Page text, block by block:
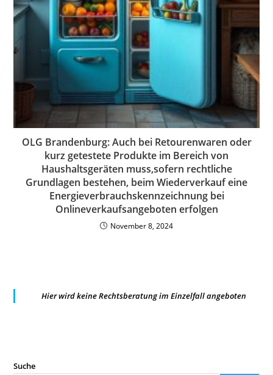
OLG Brandenburg: Auch bei Retourenwaren oder
kurz getestete Produkte im Bereich von
Haushaltsgeräten muss,sofern rechtliche
Grundlagen bestehen, beim Wiederverkauf eine
Energieverbrauchskennzeichnung bei
Onlineverkaufsangeboten erfolgen
November 8, 2024
Hier wird keine Rechtsberatung im Einzelfall angeboten
Suche